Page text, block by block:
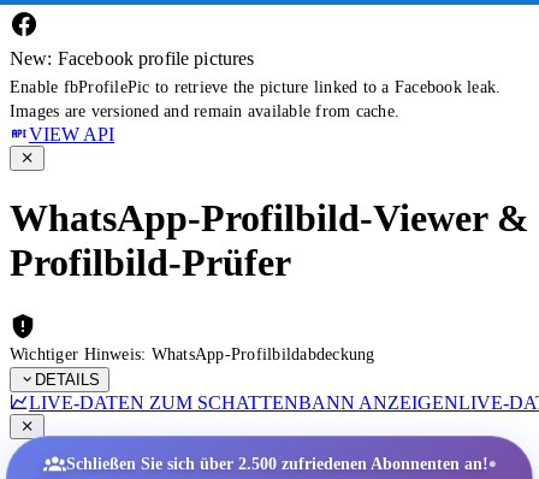
New: Facebook profile pictures
Enable fbProfilePic to retrieve the picture linked to a Facebook leak.
Images are versioned and remain available from cache.
VIEW API
WhatsApp-Profilbild-Viewer &
Profilbild-Prüfer
Wichtiger Hinweis: WhatsApp-Profilbildabdeckung
DETAILS
LIVE-DATEN ZUM SCHATTENBANN ANZEIGENLIVE-
Schließen Sie sich über 2.500 zufriedenen Abonnenten an!•